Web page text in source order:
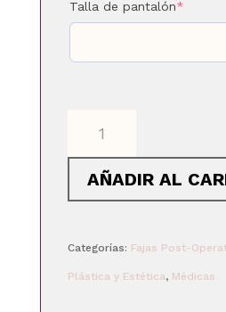
Talla de pantalón*
MUSLO
CON
AÑADIR AL
Categorías: Fajas Post-
Plástica y Estética, Médicas